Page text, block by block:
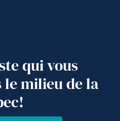
qui vous
le milieu de la